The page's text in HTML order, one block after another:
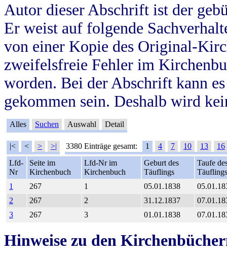
Autor dieser Abschrift ist der
Er weist auf folgende
von einer Kopie des Original-
zweifelsfreie Fehler im
worden. Bei der Abschrift kann
gekommen sein. Deshalb wird
Alles Suchen Auswahl Detail
|< < > >| 3380 Einträge gesamt: 1 4 7 10 13
16
Lfd-
Nr
Seite im
Kirchenbuch
Lfd-Nr im
Kirchenbuch
Geburt des
Täuflings
Taufe
Täuflings
1
267 1 05.01.1838
2
267 2 31.12.1837
3
267 3 01.01.1838
Hinweise zu den